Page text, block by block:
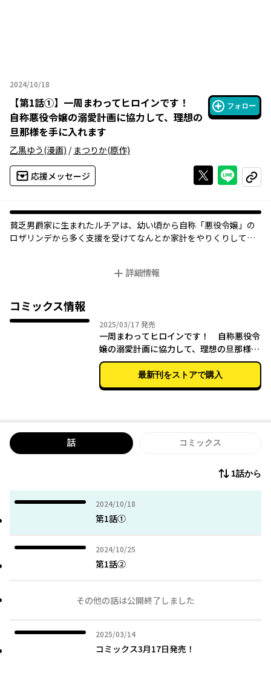
2024/10/18
2024年10月18日
【第1話①】 一周まわってヒロインです！
自称悪役令嬢の溺愛計画に協力して、理想の
旦那様を手に入れます
フォロー
乙黒ゆう(漫画) / まつりか(原作)
応援メッセージ Xで投稿する
ライン
コピー
貧乏男爵家に生まれたルチアは、幼い頃から自称「悪役令嬢」の
ロザリンデから多く支援を受けてなんとか家計をやりくりしてき
デの恋愛に巻き込まれてしまう。なんでもロザリンデは自称「悪
から王太子を奪わないと気が済まない？ ロザリンデを溺愛する
王太子も、この恋の成就のためには私に当て馬になれって言う
し......。こんな茶番もう嫌です！
2022 eロマンスロイヤルコミック原作賞受賞作！ 自称悪役令嬢
と腹黒王太子に振り回されて素敵な旦那様ゲット？ 貧乏令嬢と
学園のクセモノたちの、思惑絡まるラブコメディ☆
詳細情報
コミックス情報
2025/03/172025年03月17日
発売
一周まわってヒロインです！ 自称悪役令
嬢の溺愛計画に協力して、理想の旦那様を
手に入れます
最新刊をストアで購入
話 コミックス
1話から
2024/10/18
2024年10月18日
第1話①
2024/10/25
2024年10月25日
第1話②
その他の話は公開終了しました
2025/03/14
2025年03月14日
コミックス3月17日発売！